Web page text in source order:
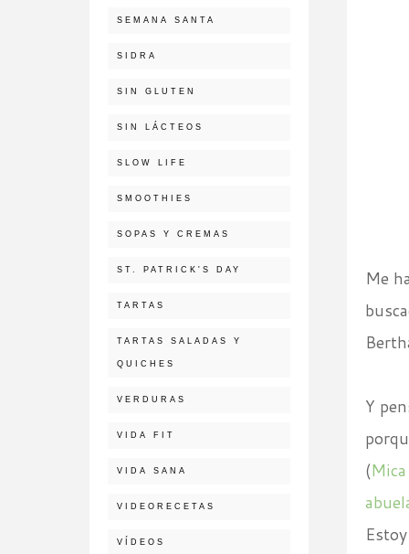
Me
Y
(
SEMANA SANTA
SIDRA
SIN GLUTEN
SIN LÁCTEOS
SLOW LIFE
SMOOTHIES
SOPAS Y CREMAS
ST. PATRICK'S DAY
TARTAS
TARTAS SALADAS Y
QUICHES
VERDURAS
VIDA FIT
VIDA SANA
VIDEORECETAS
VÍDEOS